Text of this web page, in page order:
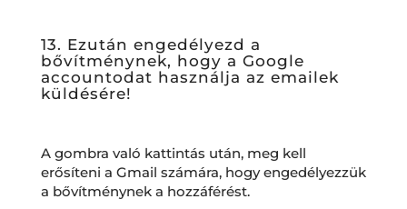
13. Ezután engedélyezd a
bővítménynek, hogy a Google
accountodat használja az emailek
küldésére!
A gombra való kattintás után, meg kell
erősíteni a Gmail számára, hogy engedélyezzük
a bővítménynek a hozzáférést.